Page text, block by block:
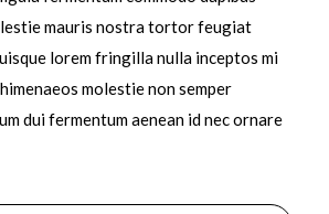
mauris nostra tortor feugiat
lorem fringilla nulla inceptos mi
molestie non semper
dui fermentum aenean id nec ornare